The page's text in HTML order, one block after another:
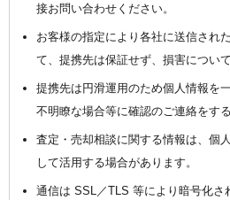
接お問い合わせください。
お客様の指定により各社に送信され
て、提携先は保証せず、損害につい
提携先は円滑運用のため個人情報を
不明瞭な場合等に確認のご連絡をす
査定・売却相談に関する情報は、個
して活用する場合があります。
通信は SSL／TLS 等により暗号化さ